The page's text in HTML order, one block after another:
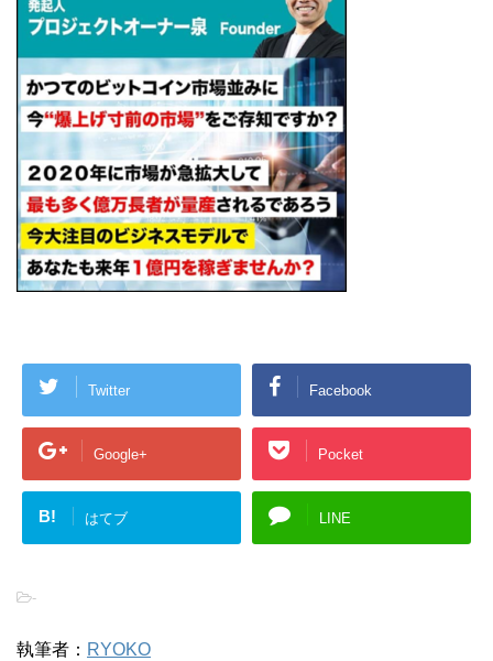
Twitter Facebook
Google+ Pocket
B! はてブ LINE
-
執筆者： RYOKO